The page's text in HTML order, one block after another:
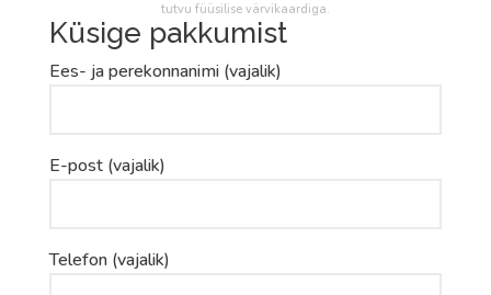
tutvu füüsilise värvikaardiga.
Küsige pakkumist
Ees- ja perekonnanimi (vajalik)
E-post (vajalik)
Telefon (vajalik)